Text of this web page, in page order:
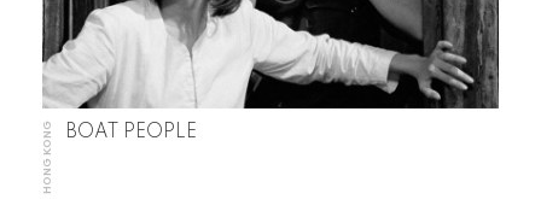
HONG KONG BOAT PEOPLE